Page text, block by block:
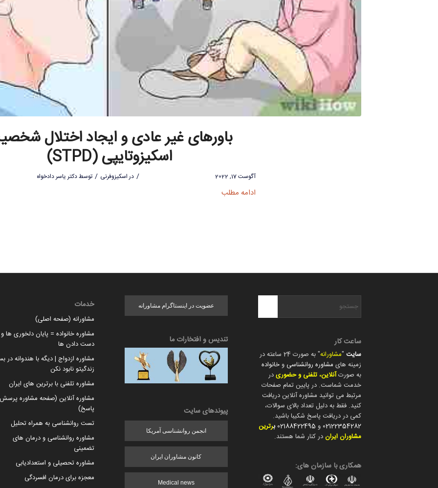
باورهای غیر عادی و ایجاد اختلال
اسکیزوتایپی (STPD)
آگوست 17, 2022 / در اسکیزوفرنی / توسطدکتر یاسر دادخواه
ادامه مطلب
ساعت کار
سایت "مشاورانه
" به صورت 24 ساعته در
زمینه های مشاوره روانشناسی و خانواده
به صورتآنلاین، تلفنی و حضوریدر
خدمت شماست. در پایین تمام صفحات
مرتبط می توانید مشاوره آنلاین دریافت
کنید. فقط به دلیل تعداد بالای سوالات،
کمی در دریافت پاسخ شکیبا باشید.
02122354282 و 02188422495 برترین
مشاوران ایراندر کنار شما هستند.
همکاری با سازمان های:
عضویت در اینستاگرام مشاورانه
تندیس و افتخارات ما
پیوندهای سایت
انجمن روانشناسی آمریکا
کانون مشاوران ایران
Medical news
خدمات
مشاورانه (صفحه اصلی)
مشاوره خانواده = پایان دلخوری ها و
دست دادن ها
مشاوره ازدواج | دیگه با هندوانه در
زندگیتو نابود نکن
مشاوره تلفنی با برترین های ایران
مشاوره آنلاین (صفحه مشاوره
پاسخ)
تست روانشناسی به همراه تحلیل
مشاوره روانشناسی و درمان های
تضمینی
مشاوره تحصیلی و استعدادیابی
معجزه برای درمان افسردگی